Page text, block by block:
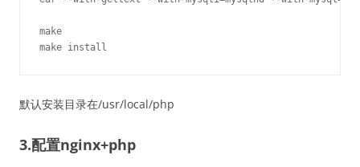
make
make install
默认安装目录在/usr/local/php
3.配置nginx+php